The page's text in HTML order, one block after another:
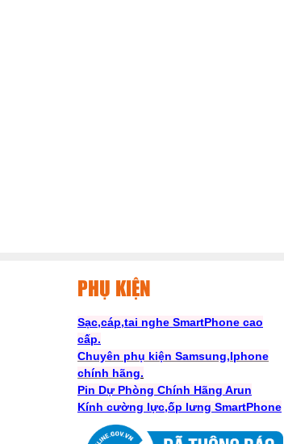
PHỤ KIỆN
Sạc,cáp,tai nghe SmartPhone cao
cấp.
Chuyên phụ kiện Samsung,Iphone
chính hãng.
Pin Dự Phòng Chính Hãng Arun
Kính cường lực,ốp lưng SmartPhone